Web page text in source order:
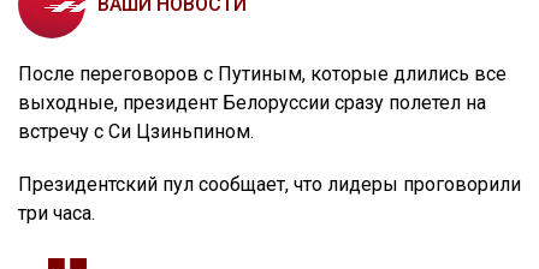
После переговоров с Путиным, которые длились все
выходные, президент Белоруссии сразу полетел на
встречу с Си Цзиньпином.
Президентский пул сообщает, что лидеры проговорили
три часа.